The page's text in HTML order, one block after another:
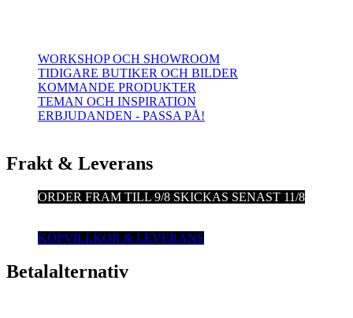
WORKSHOP OCH SHOWROOM
TIDIGARE BUTIKER OCH BILDER
KOMMANDE PRODUKTER
TEMAN OCH INSPIRATION
ERBJUDANDEN - PASSA PÅ!
Frakt & Leverans
ORDER FRAM TILL 9/8 SKICKAS SENAST 11/8
KÖPVILLKOR & LEVERANS
Betalalternativ